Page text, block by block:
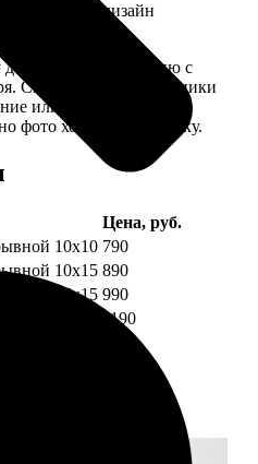
дизайн
фотографию с
Снимок наши сотрудники
или пишите в
фото хотите на обложку.
Цена, руб.
10x10 790
10x15 890
15x15 990
15x20
1190